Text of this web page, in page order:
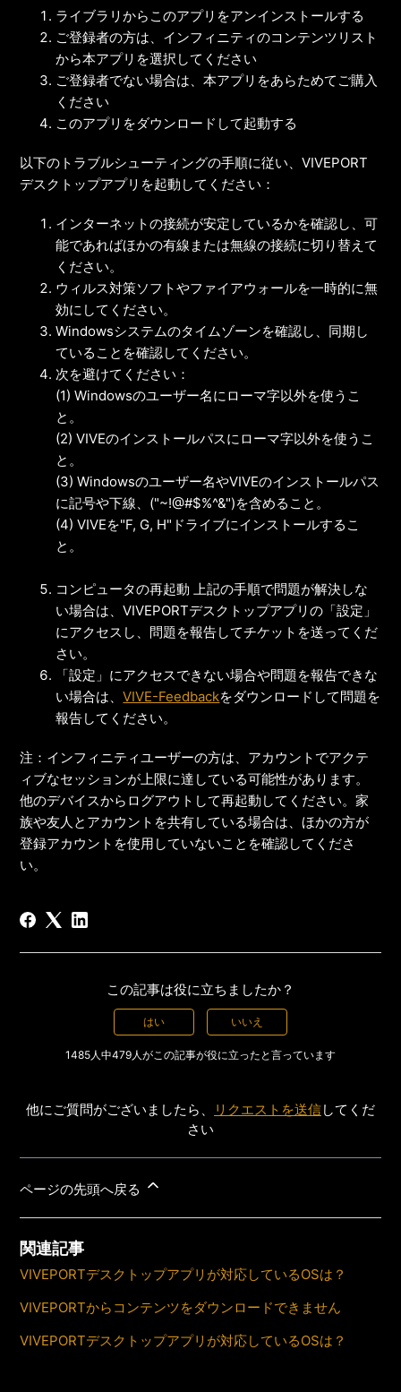
ライブラリからこのアプリをアンインストールする
ご登録者の方は、インフィニティのコンテンツリスト
から本アプリを選択してください
ご登録者でない場合は、本アプリをあらためてご購入
ください
このアプリをダウンロードして起動する
以下のトラブルシューティングの手順に従い、VIVEPORT
デスクトップアプリを起動してください：
インターネットの接続が安定しているかを確認し、可
能であればほかの有線または無線の接続に切り替えて
ください。
ウィルス対策ソフトやファイアウォールを一時的に無
効にしてください。
Windowsシステムのタイムゾーンを確認し、同期し
ていることを確認してください。
次を避けてください：
(1) Windowsのユーザー名にローマ字以外を使うこ
と。
(2) VIVEのインストールパスにローマ字以外を使うこ
と。
(3) Windowsのユーザー名やVIVEのインストールパス
に記号や下線、("~!@#$%^&")を含めること。
(4) VIVEを"F, G, H"ドライブにインストールするこ
と。
コンピュータの再起動 上記の手順で問題が解決しな
い場合は、VIVEPORTデスクトップアプリの「設定」
にアクセスし、問題を報告してチケットを送ってくだ
さい。
「設定」にアクセスできない場合や問題を報告できな
い場合は、VIVE-Feedbackをダウンロードして問題を
報告してください。
注：インフィニティユーザーの方は、アカウントでアクテ
ィブなセッションが上限に達している可能性があります。
他のデバイスからログアウトして再起動してください。家
族や友人とアカウントを共有している場合は、ほかの方が
登録アカウントを使用していないことを確認してくださ
い。
この記事は役に立ちましたか？
はい いいえ
1485人中479人がこの記事が役に立ったと言っています
他にご質問がございましたら、 リクエストを送信してくだ
さい
ページの先頭へ戻る
関連記事
VIVEPORTデスクトップアプリが対応しているOSは？
VIVEPORTからコンテンツをダウンロードできません
VIVEPORTデスクトップアプリが対応しているOSは？